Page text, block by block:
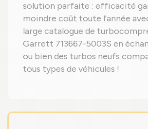
solution parfaite : efficacité
moindre coût toute l'année
large catalogue de
Garrett 713667-5003S en
ou bien des turbos neufs
tous types de véhicules !